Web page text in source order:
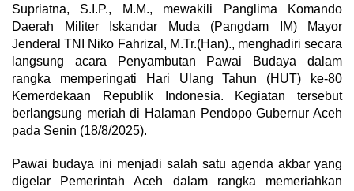
Supriatna, S.I.P., M.M., mewakili Panglima Komando
Daerah Militer Iskandar Muda (Pangdam IM) Mayor
Jenderal TNI Niko Fahrizal, M.Tr.(Han)., menghadiri secara
langsung acara Penyambutan Pawai Budaya dalam
rangka memperingati Hari Ulang Tahun (HUT) ke-80
Kemerdekaan Republik Indonesia. Kegiatan tersebut
berlangsung meriah di Halaman Pendopo Gubernur Aceh
pada Senin (18/8/2025).
Pawai budaya ini menjadi salah satu agenda akbar yang
digelar Pemerintah Aceh dalam rangka memeriahkan